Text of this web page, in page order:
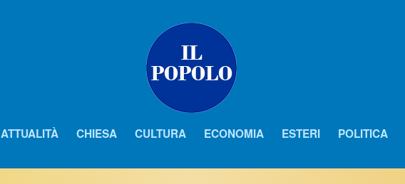
ATTUALITÀ CHIESA CULTURA ECONOMIA ESTERI POLITICA